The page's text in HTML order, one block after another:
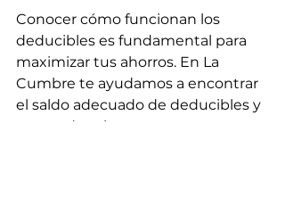
Conocer cómo funcionan los
deducibles es fundamental para
maximizar tus ahorros. En La
Cumbre te ayudamos a encontrar
el saldo adecuado de deducibles y
costos de primas para tu